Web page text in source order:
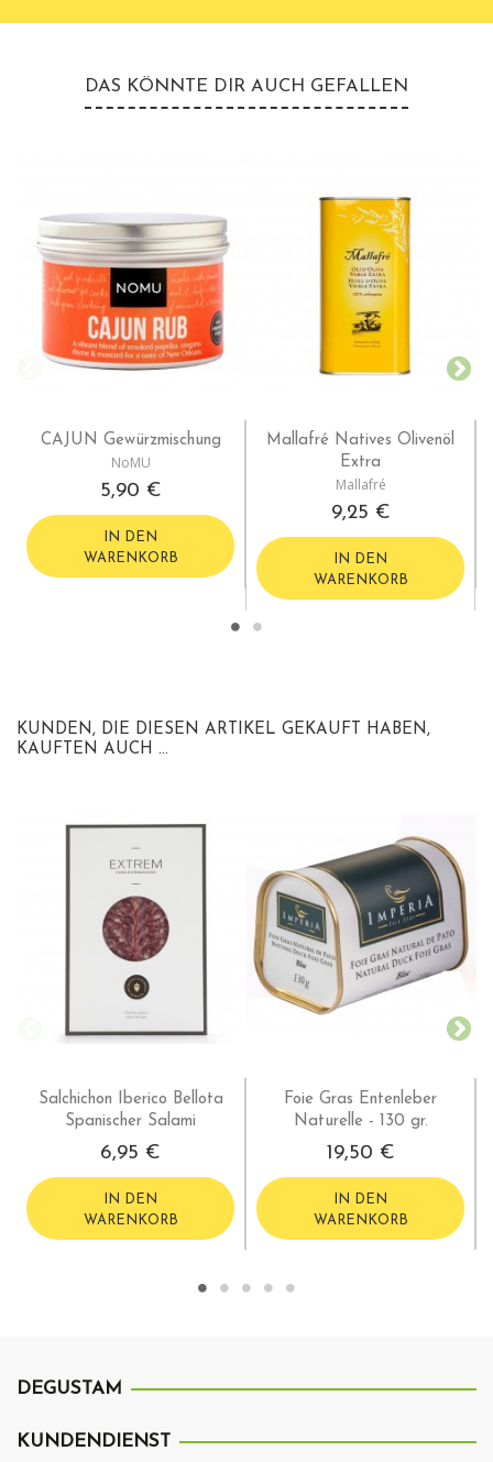
DAS KÖNNTE DIR AUCH GEFALLEN
CAJUN Gewürzmischung
NoMU
5,90 €
IN DEN
WARENKORB
Mallafré Natives Olivenöl
Extra
Mallafré
9,25 €
IN DEN
WARENKORB
KUNDEN, DIE DIESEN ARTIKEL GEKAUFT HABEN,
KAUFTEN AUCH ...
Salchichon Iberico Bellota
Spanischer Salami
6,95 €
IN DEN
WARENKORB
Foie Gras Entenleber
Naturelle - 130 gr.
19,50 €
IN DEN
WARENKORB
DEGUSTAM
KUNDENDIENST